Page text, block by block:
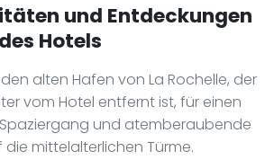
und Entdeckungen
Hotels
den alten Hafen von La Rochelle, der
vom Hotel entfernt ist, für einen
und atemberaubende
die mittelalterlichen Türme.